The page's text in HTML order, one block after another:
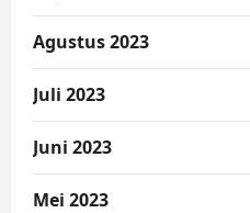
Agustus 2023
Juli 2023
Juni 2023
Mei 2023